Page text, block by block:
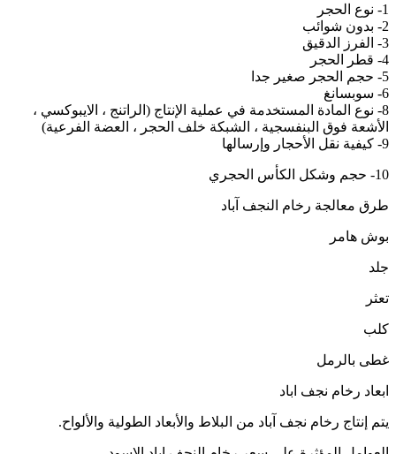
1- نوع الحجر
2- بدون شوائب
3- الفرز الدقيق
4- قطر الحجر
5- حجم الحجر صغير جدا
6- سوبسانغ
8- نوع المادة المستخدمة في عملية الإنتاج (الراتنج ، الايبوكسي ،
الأشعة فوق البنفسجية ، الشبكة خلف الحجر ، العضة الفرعية)
9- كيفية نقل الأحجار وإرسالها
10- حجم وشكل الكأس الحجري
طرق معالجة رخام النجف آباد
بوش هامر
جلد
تعثر
كلب
غطى بالرمل
ابعاد رخام نجف اباد
يتم إنتاج رخام نجف آباد من البلاط والأبعاد الطولية والألواح.